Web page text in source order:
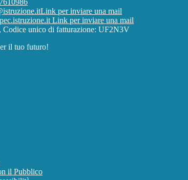
Link per inviare una mail
Link per inviare una mail
Codice unico di fatturazione: UF2N3V
il tuo futuro!
il Pubblico